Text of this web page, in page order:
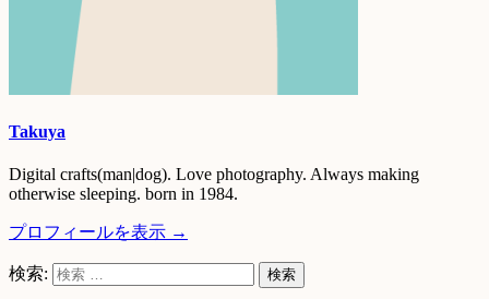
Takuya
Digital crafts(man|dog). Love photography. Always making
otherwise sleeping. born in 1984.
プロフィールを表示 →
検索: